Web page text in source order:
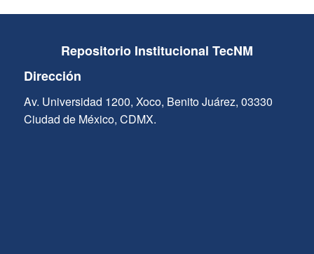
Repositorio Institucional TecNM
Dirección
Av. Universidad 1200, Xoco, Benito Juárez, 03330
Ciudad de México, CDMX.